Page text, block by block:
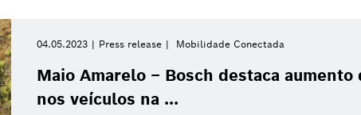
04.05.2023 Press release Mobilidade Conectada
Maio Amarelo – Bosch destaca
nos veículos na ...